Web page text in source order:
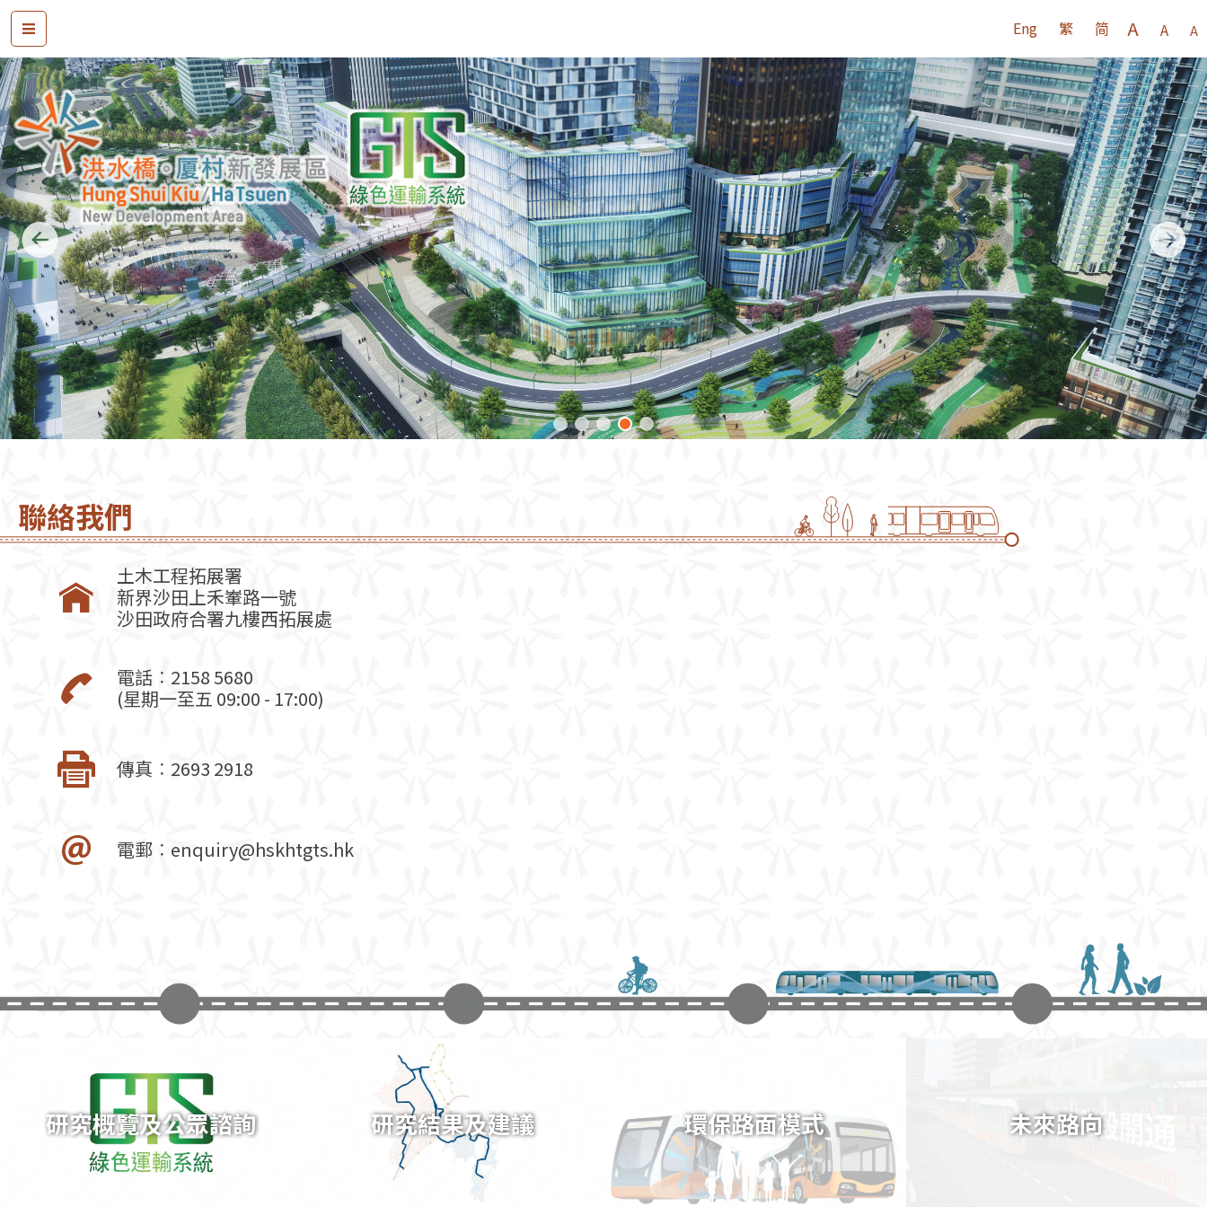
A A A
Eng 繁 简
聯絡我們
土木工程拓展署
新界沙田上禾輋路一號
沙田政府合署九樓西拓展處
電話︰ 2158 5680
(星期一至五 09:00 - 17:00)
傳真︰2693 2918
電郵︰ enquiry@hskhtgts.hk
研究概覽及公眾諮詢 研究結果及建議 環保路面模式 未來路向